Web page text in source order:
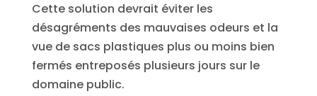
Cette solution devrait éviter les
désagréments des mauvaises odeurs et la
vue de sacs plastiques plus ou moins bien
fermés entreposés plusieurs jours sur le
domaine public.